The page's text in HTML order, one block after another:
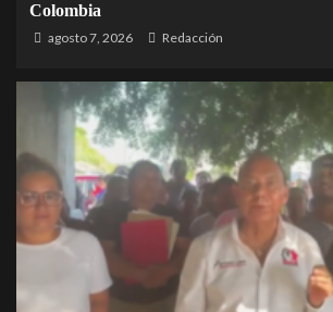
Colombia
agosto 7, 2026 Redacción